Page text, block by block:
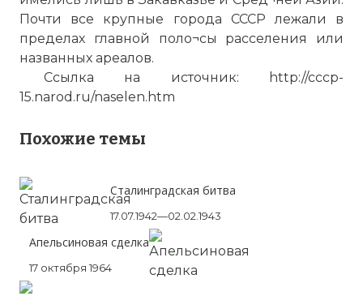
Почти все крупные города СССР лежали в
пределах главной поло¬сы расселения или
названных ареалов.
Ссылка на источник: http://cccp-
15.narod.ru/naselen.htm
Похожие темы
Сталинградская битва
17.07.1942—02.02.1943
Апельсиновая сделка
17 октября 1964